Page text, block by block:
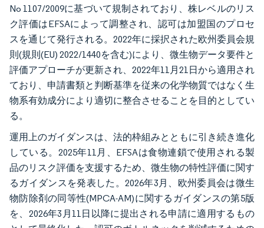
No 1107/2009に基づいて規制されており、株レベルのリス
ク評価はEFSAによって調整され、認可は加盟国のプロセ
スを通じて発行される。2022年に採択された欧州委員会規
則(規則(EU) 2022/1440を含む)により、微生物データ要件と
評価アプローチが更新され、2022年11月21日から適用され
ており、申請書類と判断基準を従来の化学物質ではなく生
物系有効成分により適切に整合させることを目的としてい
る。
運用上のガイダンスは、法的枠組みとともに引き続き進化
している。2025年11月、EFSAは食物連鎖で使用される製
品のリスク評価を支援するため、微生物の特性評価に関す
るガイダンスを発表した。2026年3月、欧州委員会は微生
物防除剤の同等性(MPCA-AM)に関するガイダンスの第5版
を、2026年3月11日以降に提出される申請に適用するもの